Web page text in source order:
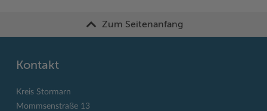
Zum Seitenanfang
Kontakt
Kreis Stormarn
Mommsenstraße 13